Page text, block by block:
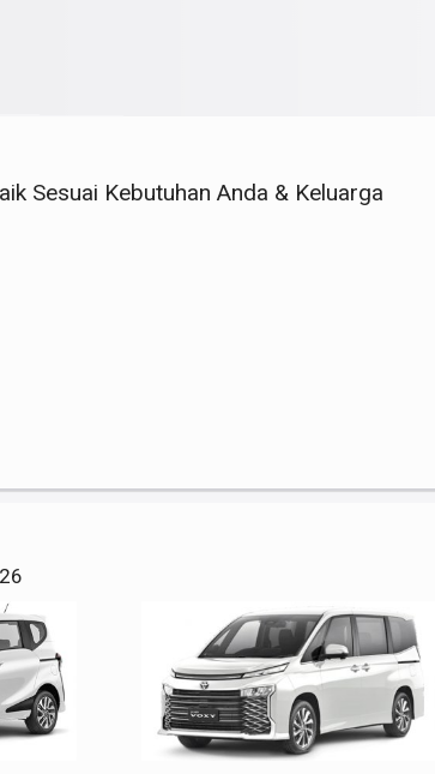
Sesuai Kebutuhan Anda & Keluarga